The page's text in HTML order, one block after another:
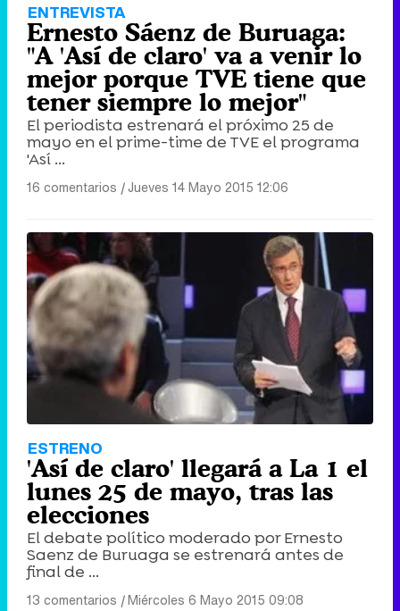
ENTREVISTA
Ernesto Sáenz de Buruaga:
"A 'Así de claro' va a venir lo
mejor porque TVE tiene que
tener siempre lo mejor"
El periodista estrenará el próximo 25 de
mayo en el prime-time de TVE el programa
'Así ...
16 comentarios |Jueves 14 Mayo 2015 12:06
ESTRENO
'Así de claro' llegará a La 1 el
lunes 25 de mayo, tras las
elecciones
El debate político moderado por Ernesto
Saenz de Buruaga se estrenará antes de
final de ...
13 comentarios |Miércoles 6 Mayo 2015 09:08